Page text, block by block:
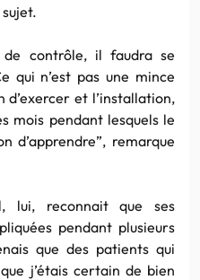
de contrôle, il faudra se
qui n’est pas une mince
d’exercer et l’installation,
mois pendant lesquels le
d’apprendre”, remarque
lui, reconnait que ses
pendant plusieurs
que des patients qui
j’étais certain de bien